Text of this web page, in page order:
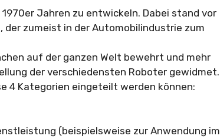
Jahren zu entwickeln. Dabei stand vor
der zumeist in der Automobilindustrie zum
auf der ganzen Welt bewehrt und mehr
der verschiedensten Roboter gewidmet.
4 Kategorien eingeteilt werden können:
(beispielsweise zur Anwendung im